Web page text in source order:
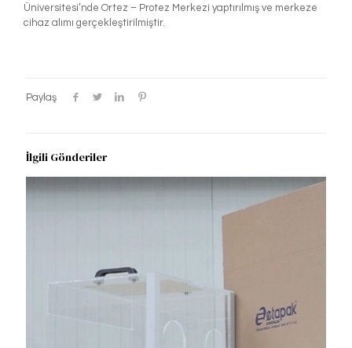
Üniversitesi’nde Ortez – Protez Merkezi yaptırılmış ve merkeze
cihaz alımı gerçekleştirilmiştir.
Paylaş
İlgili Gönderiler